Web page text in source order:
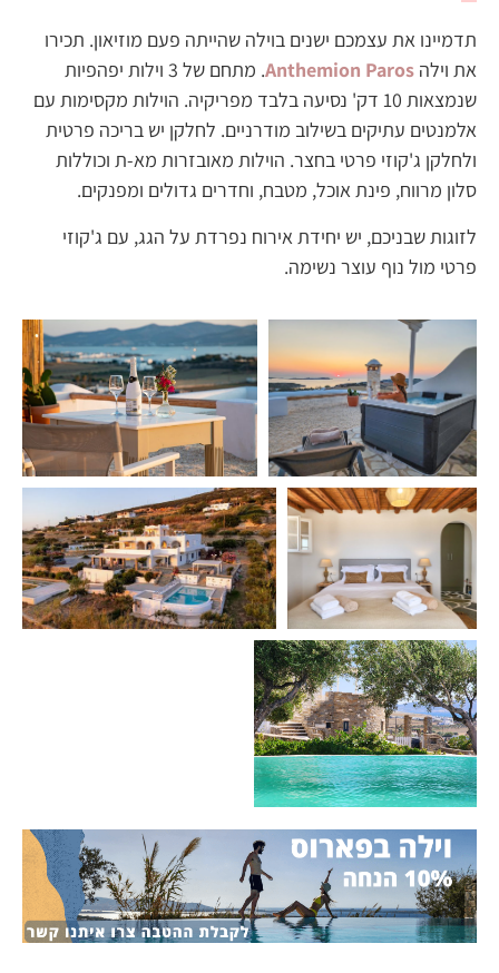
תדמיינו את עצמכם ישנים בוילה שהייתה פעם מוזיאון. תכירו
את וילה Anthemion Paros
. מתחם של 3 וילות יפהפיות
שנמצאות 10 דק' נסיעה בלבד מפריקיה. הוילות מקסימות עם
אלמנטים עתיקים בשילוב מודרניים. לחלקן יש בריכה פרטית
ולחלקן ג'קוזי פרטי בחצר. הוילות מאובזרות מא-ת וכוללות
סלון מרווח, פינת אוכל, מטבח, וחדרים גדולים ומפנקים.
לזוגות שבניכם, יש יחידת אירוח נפרדת על הגג, עם ג'קוזי
פרטי מול נוף עוצר נשימה.